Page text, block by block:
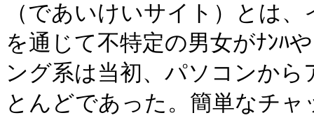
（であいけいサイト）とは
を通じて不特定の男女がﾅﾝﾊ
ング系は当初、パソコンか
とんどであった。簡単なチャ